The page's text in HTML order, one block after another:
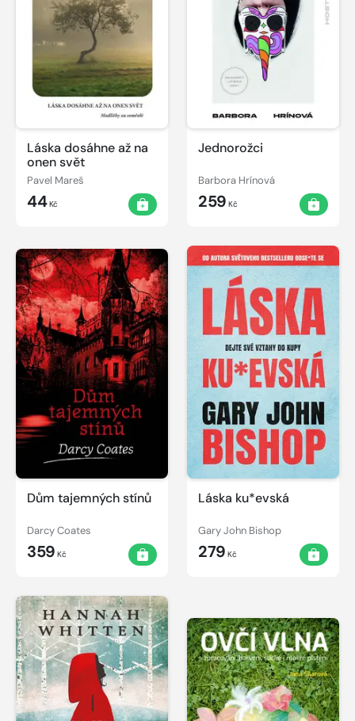
Láska dosáhne až na
onen svět
Pavel Mareš
44Kč
Jednorožci
Barbora Hrínová
259 Kč
Dům tajemných stínů
Darcy Coates
359 Kč
Láska ku*evská
Gary John Bishop
279 Kč